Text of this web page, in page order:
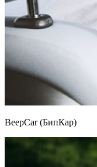
BeepCar (БипКар)